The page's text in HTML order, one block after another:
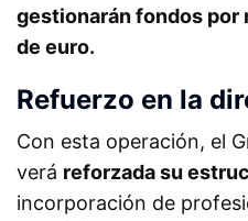
gestionarán fondos por
de euro.
Refuerzo en la
Con esta operación, el
verá reforzada su
incorporación de